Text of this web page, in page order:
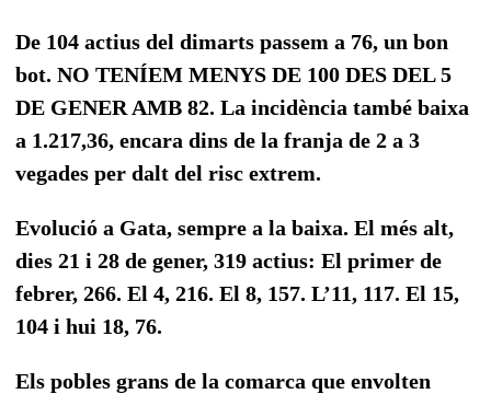
De 104 actius del dimarts passem a 76, un bon
bot. NO TENÍEM MENYS DE 100 DES DEL 5
DE GENER AMB 82. La incidència també baixa
a 1.217,36, encara dins de la franja de 2 a 3
vegades per dalt del risc extrem.
Evolució a Gata, sempre a la baixa. El més alt,
dies 21 i 28 de gener, 319 actius: El primer de
febrer, 266. El 4, 216. El 8, 157. L’11, 117. El 15,
104 i hui 18, 76.
Els pobles grans de la comarca que envolten